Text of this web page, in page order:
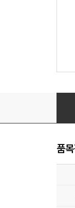
(예
품